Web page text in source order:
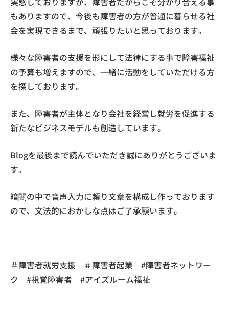
もありますので、今後も障害者の方が普通に暮らせる社
会を実現できるまで、頑張りたいと思っております。
様々な障害者の支援を形にして法律にする事で障害福祉
の予算も増えますので、一緒に活動をしていただける方
を探しております。
また、障害者が主体となり会社を経営し就労を促進する
新たなビジネスモデルも創造しています。
Blogを最後まで読んでいただき誠にありがとうございま
す。
暗闇の中で音声入力に頼り文章を構成し作っております
ので、文法的におかしな点はご了承願います。
＃障害者就労支援 ＃障害者起業 #障害者ネットワー
ク #視覚障害者 #アイズルーム福祉